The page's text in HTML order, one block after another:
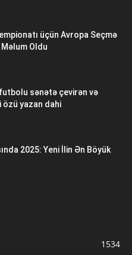
üçün Avropa Seçmə
Oldu
sənətə çevirən və
özü yazan dahi
2025: Yeni İlin Ən Böyük
1534